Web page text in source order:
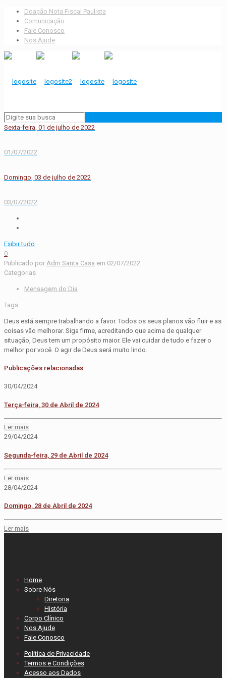
Doação Nota Fiscal Paulista
Comunicação
Fale Conosco
Nos Ajude
Sexta-feira, 01 de julho de 2022
01/07/2022
Domingo, 03 de julho de 2022
03/07/2022
Exibir tudo
0
Publicado por Adm Santa Casa em 02/07/2022
Categorias
Mensagem do Dia
Tags
Deus está sempre trabalhando a favor. Todos os seus planos vão fluir e as
coisas vão melhorar. Siga firme, acreditando que acima de qualquer
situação, Deus tem um propósito maior. Ele vai cuidar de tudo e fazer o
melhor por você. O agir de Deus será muito lindo.
Publicações relacionadas
30/04/2024
Terça-feira, 30 de Abril de 2024
Ler mais
29/04/2024
Segunda-feira, 29 de Abril de 2024
Ler mais
28/04/2024
Domingo, 28 de Abril de 2024
Ler mais
Home
Sobre Nós
Diretoria
História
Corpo Clínico
Nos Ajude
Fale Conosco
Política de Privacidade
Termos e Condições
Acesso aos Dados